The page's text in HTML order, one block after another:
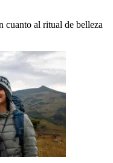
cuanto al ritual de belleza